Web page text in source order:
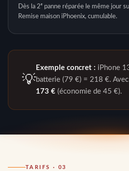
Dès la 2ᵉ panne réparée le même jour
Remise maison iPhoenix, cumulable.
💡
Exemple concret : iPhone
batterie (79 €) = 218 €.
173 € (économie de 45 €).
TARIFS · 03